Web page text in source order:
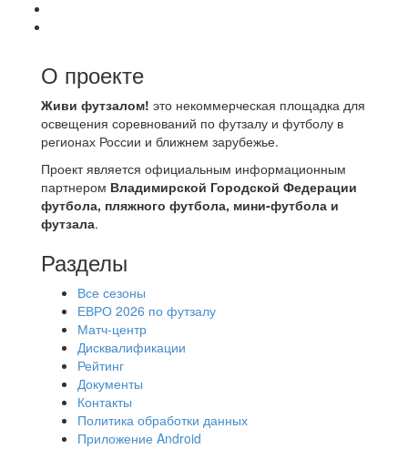
О проекте
Живи футзалом! это некоммерческая площадка для
освещения соревнований по футзалу и футболу в
регионах России и ближнем зарубежье.
Проект является официальным информационным
партнером Владимирской Городской Федерации
футбола, пляжного футбола, мини-футбола и
футзала.
Разделы
Все сезоны
ЕВРО 2026 по футзалу
Матч-центр
Дисквалификации
Рейтинг
Документы
Контакты
Политика обработки данных
Приложение Android